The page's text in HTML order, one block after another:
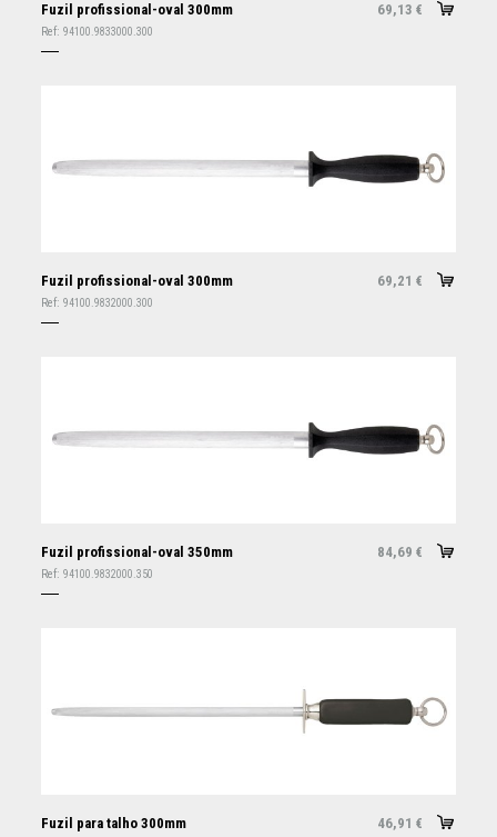
Fuzil profissional-oval 300mm 69,13 €
Ref: 94100.9833000.300
Fuzil profissional-oval 300mm 69,21 €
Ref: 94100.9832000.300
Fuzil profissional-oval 350mm 84,69 €
Ref: 94100.9832000.350
Fuzil para talho 300mm 46,91 €